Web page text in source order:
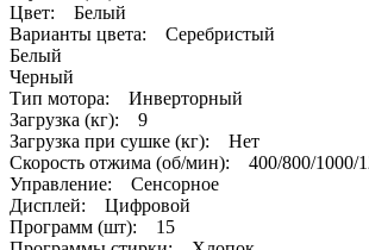
Цвет: Белый
Варианты цвета: Серебристый
Белый
Черный
Тип мотора: Инверторный
Загрузка (кг): 9
Загрузка при сушке (кг): Нет
Скорость отжима (об/мин): 400/800/1000/
Управление: Сенсорное
Дисплей: Цифровой
Программ (шт): 15